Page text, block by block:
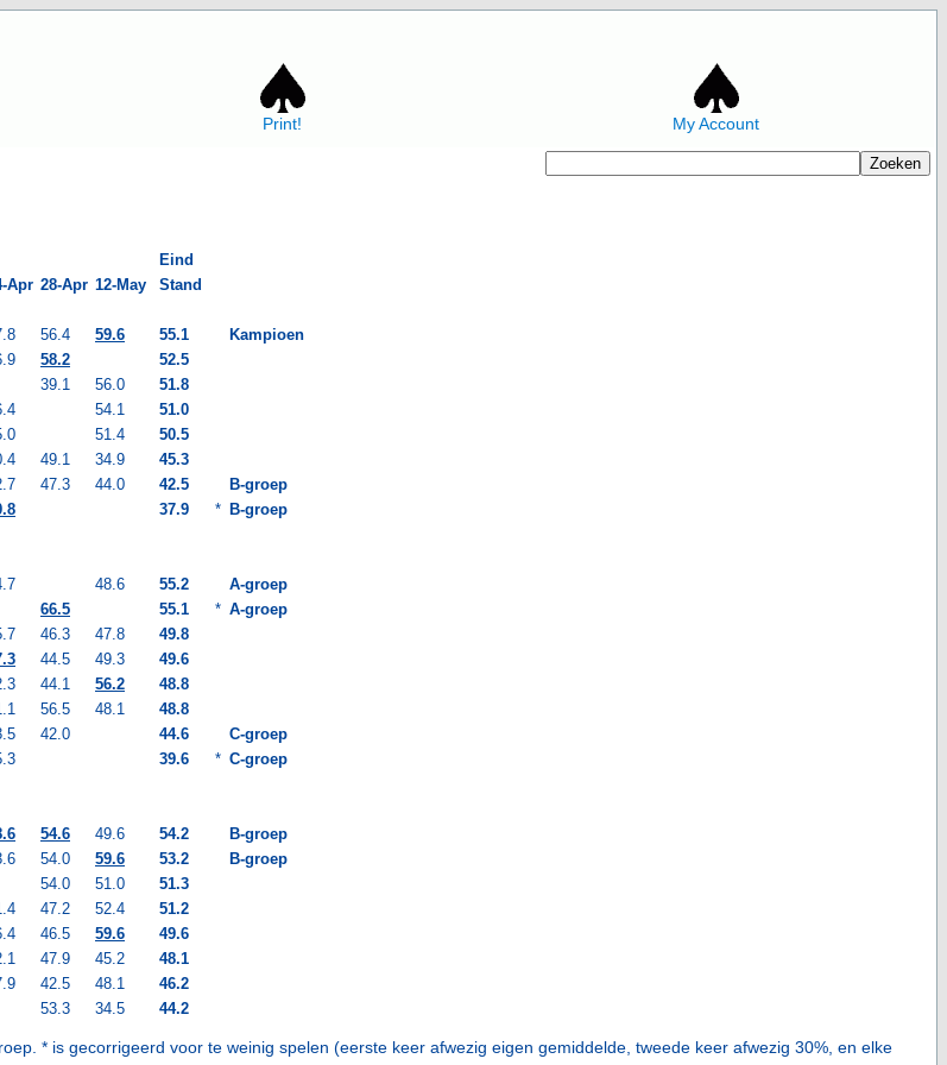
Print! My Account
Eind
Apr 28-Apr 12-May
Stand
56.4 59.6 55.1
Kampioen
58.2
52.5
39.1 56.0
51.8
54.1
51.0
51.4
50.5
49.1 34.9
45.3
47.3 44.0 42.5
B-groep
37.9 * B-groep
48.6 55.2
A-groep
66.5 55.1 * A-groep
46.3 47.8
49.8
44.5 49.3
49.6
44.1 56.2
48.8
56.5 48.1
48.8
42.0 44.6
C-groep
39.6 * C-groep
54.6 49.6 54.2
B-groep
54.0 59.6 53.2
B-groep
54.0 51.0
51.3
47.2 52.4
51.2
46.5 59.6
49.6
47.9 45.2
48.1
42.5 48.1
46.2
53.3 34.5 44.2
* is gecorrigeerd voor te weinig spelen (eerste keer afwezig eigen gemiddelde, tweede keer afwezig 30%, en elke